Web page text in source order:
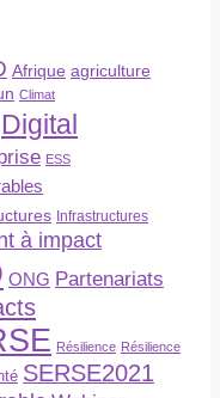
Afrique agriculture
Climat
Digital
ESS
Infrastructures
à impact
ONG Partenariats
Résilience Résilience
SERSE2021